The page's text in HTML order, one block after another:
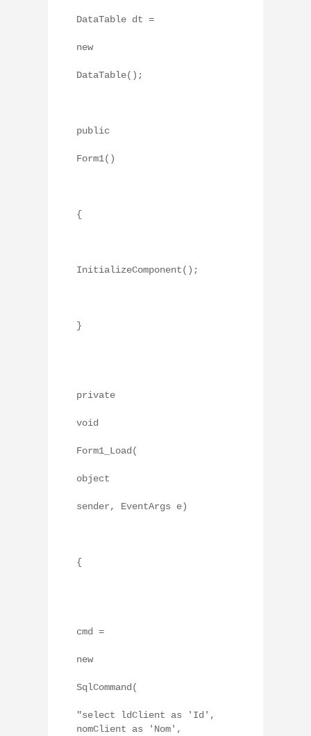
DataTable dt =
new
DataTable();
public
Form1()
{
InitializeComponent();
}
private
void
Form1_Load(
object
sender, EventArgs e)
{
cmd =
new
SqlCommand(
"select ldClient as 'Id',
nomClient as 'Nom',